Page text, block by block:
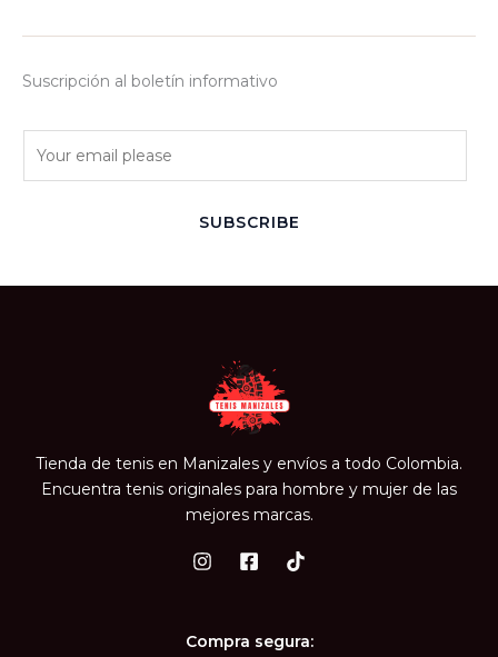
Suscripción al boletín informativo
SUBSCRIBE
Tienda de tenis en Manizales y envíos a todo Colombia.
Encuentra tenis originales para hombre y mujer de las
mejores marcas.
Compra segura: